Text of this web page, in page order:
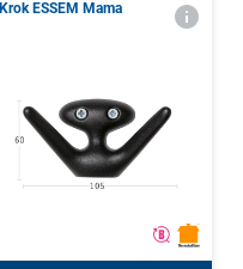
Krok ESSEM Mama